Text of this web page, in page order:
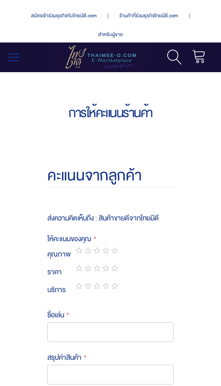
สมัครเข้าร่วมธุรกิจกับไทยมีดี.com | ร้านค้าที่ร่วมธุรกิจไทยมีดี.com |
สำหรับผู้ขาย
การให้คะแนนร้านค้า
คะแนนจากลูกค้า
ส่งความคิดเห็นถึง : สินค้าขายดีจากไทยมีดี
ให้คะแนนของคุณ
คุณภาพ
1
star
2
stars
3
stars
4
stars
5
stars
ราคา
1
star
2
stars
3
stars
4
stars
5
stars
บริการ
ชื่อเล่น
สรุปค่าสินค้า